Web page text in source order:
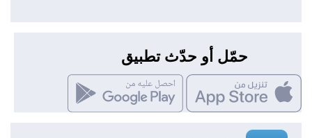
حمّل أو حدّث تطبيق